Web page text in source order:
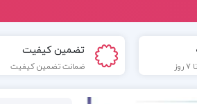
تضمین کیفیت
ضمانت تضمین کیفیت